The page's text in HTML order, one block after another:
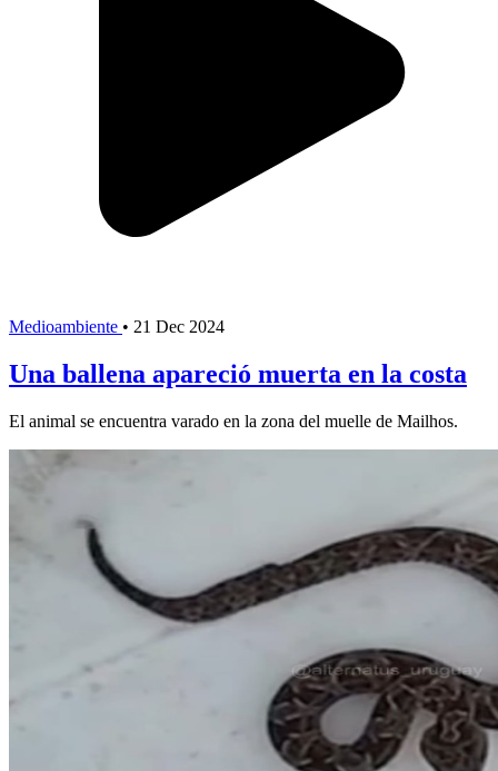
Medioambiente • 21 Dec 2024
Una ballena apareció muerta en la costa
El animal se encuentra varado en la zona del muelle de Mailhos.